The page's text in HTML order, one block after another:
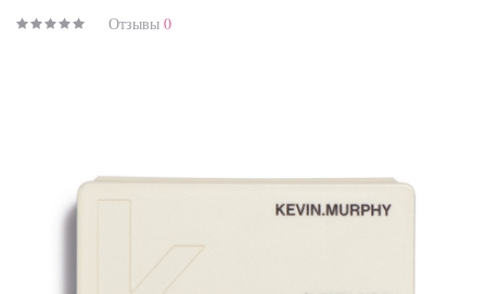
Отзывы 0